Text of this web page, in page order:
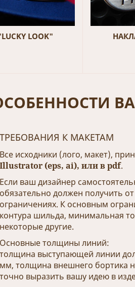
LOOK"
ТРЕБОВАНИЯ К МАКЕТАМ
Все исходники (лого, макет),
Illustrator (eps, ai), или в pdf.
Если ваш дизайнер
обязательно должен получить
ограничениях. К основным
контура шильда, минимальная
некоторые другие.
Основные толщины линий:
толщина выступающей линии
мм, толщина внешнего бортика
точно выразить вашу идею в